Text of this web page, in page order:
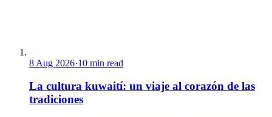
8 Aug 2026·10 min read
La cultura kuwaití: un viaje al corazón de las
tradiciones